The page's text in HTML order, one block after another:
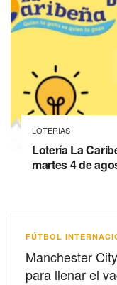
LOTERIAS
Lotería La
martes 4 de
FÚTBOL
Manchester
para llenar el